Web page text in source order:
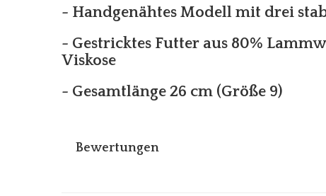
- Handgenähtes Modell mit drei
- Gestricktes Futter aus 80%
Viskose
- Gesamtlänge 26 cm (Größe 9)
Bewertungen